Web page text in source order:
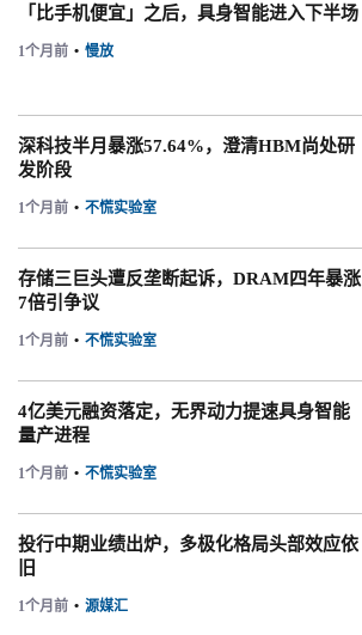
「比手机便宜」之后，具身智能进入下半场
1个月前 • 慢放
深科技半月暴涨57.64%，澄清HBM尚处研
发阶段
1个月前 • 不慌实验室
存储三巨头遭反垄断起诉，DRAM四年暴涨
7倍引争议
1个月前 • 不慌实验室
4亿美元融资落定，无界动力提速具身智能
量产进程
1个月前 • 不慌实验室
投行中期业绩出炉，多极化格局头部效应依
旧
1个月前 • 源媒汇